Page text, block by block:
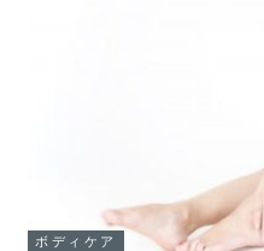
ボディケア